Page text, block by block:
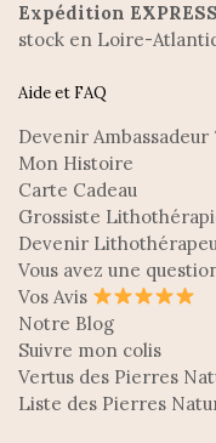
Expédition
stock en Loire-
Aide et FAQ
Devenir Ambassadeur
Mon Histoire
Carte Cadeau
Grossiste
Devenir
Vous avez une
Vos Avis
Notre Blog
Suivre mon colis
Vertus des Pierres
Liste des Pierres